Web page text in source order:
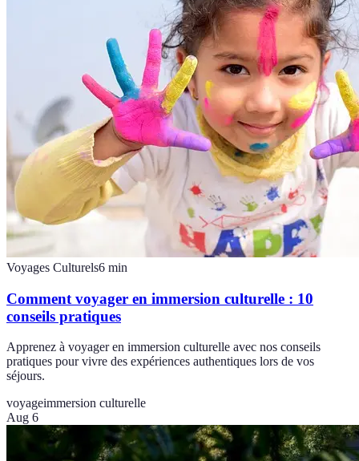
Voyages Culturels6 min
Comment voyager en immersion culturelle : 10
conseils pratiques
Apprenez à voyager en immersion culturelle avec nos conseils
pratiques pour vivre des expériences authentiques lors de vos
séjours.
voyageimmersion culturelle
Aug 6